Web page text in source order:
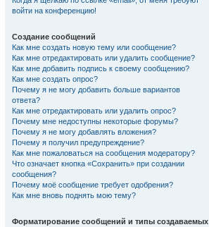
войти на конференцию!
Создание сообщений
Как мне создать новую тему или сообщение?
Как мне отредактировать или удалить сообщение?
Как мне добавить подпись к своему сообщению?
Как мне создать опрос?
Почему я не могу добавить больше вариантов
ответа?
Как мне отредактировать или удалить опрос?
Почему мне недоступны некоторые форумы?
Почему я не могу добавлять вложения?
Почему я получил предупреждение?
Как мне пожаловаться на сообщения модератору?
Что означает кнопка «Сохранить» при создании
сообщения?
Почему моё сообщение требует одобрения?
Как мне вновь поднять мою тему?
Форматирование сообщений и типы создаваемых